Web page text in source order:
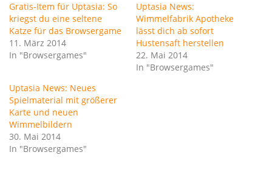
Gratis-Item für Uptasia: So
kriegst du eine seltene
Katze für das Browsergame
11. März 2014
In "Browsergames"
Uptasia News:
Wimmelfabrik Apotheke
lässt dich ab sofort
Hustensaft herstellen
22. Mai 2014
In "Browsergames"
Uptasia News: Neues
Spielmaterial mit größerer
Karte und neuen
Wimmelbildern
30. Mai 2014
In "Browsergames"